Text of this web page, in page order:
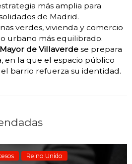
más amplia para
de Madrid.
verdes, vivienda y comercio
urbano más equilibrado.
de Villaverdese prepara
en la que el espacio público
barrio refuerza su identidad.
Reino Unido